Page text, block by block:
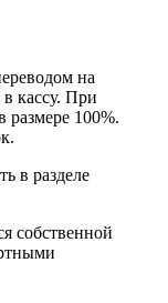
на
кассу. При
размере 100%.
в разделе
собственной